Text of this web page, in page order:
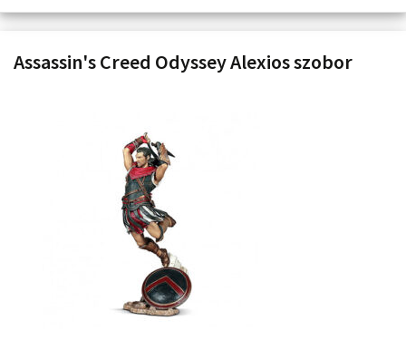
Assassin's Creed Odyssey Alexios szobor